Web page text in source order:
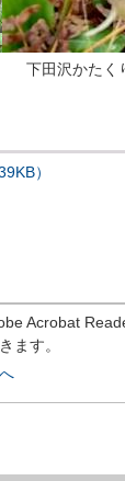
下田沢かたく
）
Acrobat
ます。